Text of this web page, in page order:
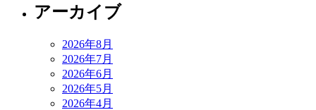
アーカイブ
2026年8月
2026年7月
2026年6月
2026年5月
2026年4月